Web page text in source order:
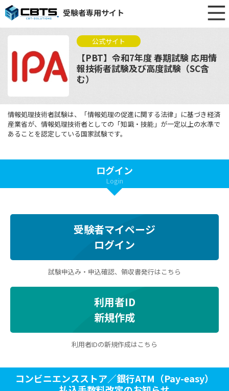
受験者専用サイト
公式サイト
【PBT】令和7年度 春期試験 応用情
報技術者試験及び高度試験（SC含
む）
情報処理技術者試験は、「情報処理の促進に関する法律」に基づき経済
産業省が、情報処理技術者としての「知識・技能」が一定以上の水準で
あることを認定している国家試験です。
ログイン
Login
受験者マイページ
ログイン
試験申込み・申込確認、領収書発行はこちら
利用者ID
新規作成
利用者IDの新規作成はこちら
コンビニエンスストア／銀行ATM（Pay-easy）